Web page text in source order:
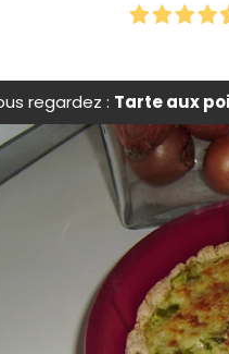
regardez : Tarte aux